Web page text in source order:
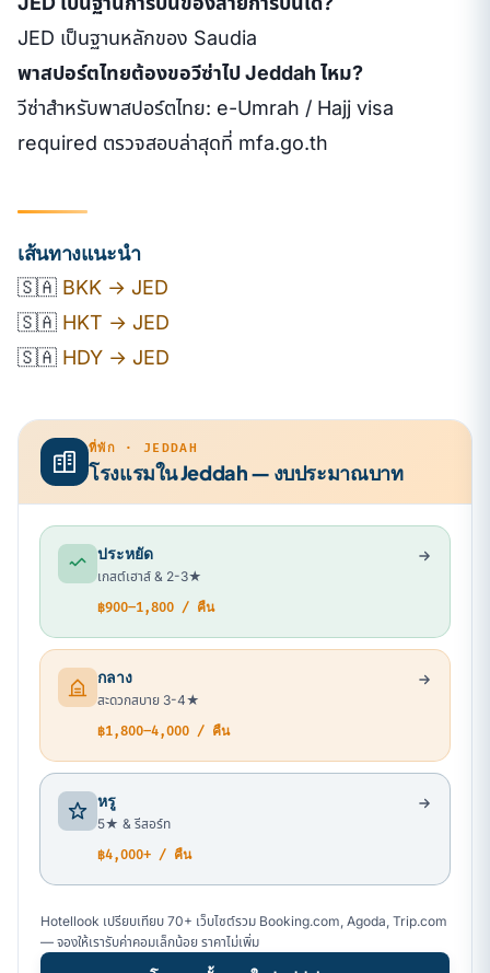
JED เป็นฐานหลักของ Saudia
พาสปอร์ตไทยต้องขอวีซ่าไป Jeddah ไหม?
วีซ่าสำหรับพาสปอร์ตไทย: e-Umrah / Hajj visa
required ตรวจสอบล่าสุดที่ mfa.go.th
เส้นทางแนะนำ
🇸🇦 BKK → JED
🇸🇦 HKT → JED
🇸🇦 HDY → JED
ที่พัก · JEDDAH
โรงแรมใน Jeddah — งบประมาณบาท
ประหยัด
เกสต์เฮาส์ & 2-3★
฿900–1,800 / คืน
กลาง
สะดวกสบาย 3-4★
฿1,800–4,000 / คืน
หรู
5★ & รีสอร์ท
฿4,000+ / คืน
Hotellook เปรียบเทียบ 70+ เว็บไซต์รวม Booking.com, Agoda, Trip.com
— จองให้เรารับค่าคอมเล็กน้อย ราคาไม่เพิ่ม